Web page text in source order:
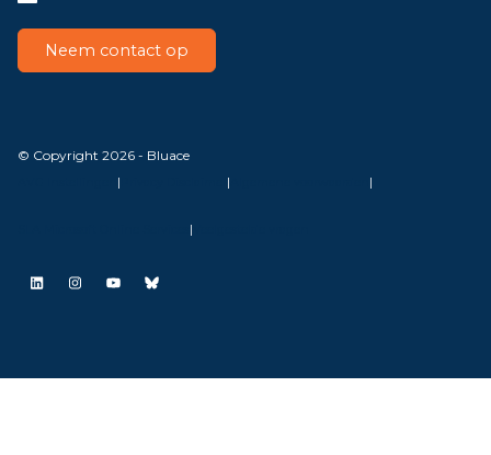
Neem contact op
© Copyright 2026 - Bluace
| | |
|
LinkedIn
Instagram
YouTube
Bluesky